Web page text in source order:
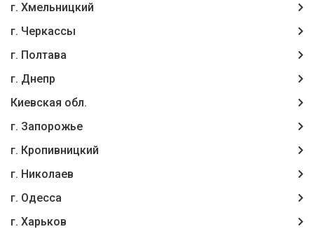
г. Хмельницкий
г. Черкассы
г. Полтава
г. Днепр
Киевская обл.
г. Запорожье
г. Кропивницкий
г. Николаев
г. Одесса
г. Харьков